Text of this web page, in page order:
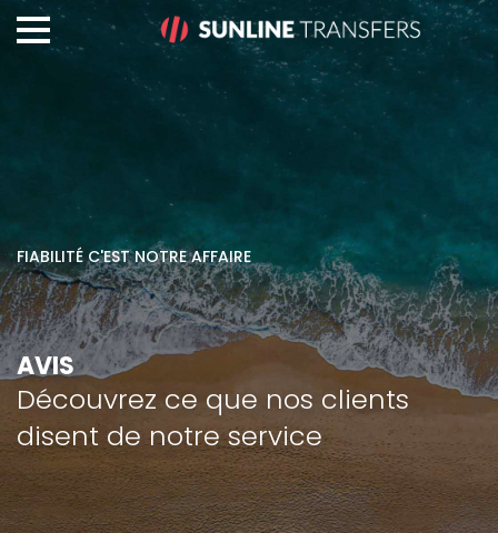
FIABILITÉ C'EST NOTRE AFFAIRE
AVIS
Découvrez ce que nos clients
disent de notre service